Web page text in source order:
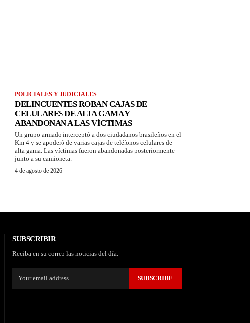
POLICIALES Y JUDICIALES
DELINCUENTES ROBAN CAJAS DE
CELULARES DE ALTA GAMA Y
ABANDONAN A LAS VÍCTIMAS
Un grupo armado interceptó a dos ciudadanos brasileños en el
Km 4 y se apoderó de varias cajas de teléfonos celulares de
alta gama. Las víctimas fueron abandonadas posteriormente
junto a su camioneta.
4 de agosto de 2026
SUBSCRIBIR
Reciba en su correo las noticias del día.
SUBSCRIBE